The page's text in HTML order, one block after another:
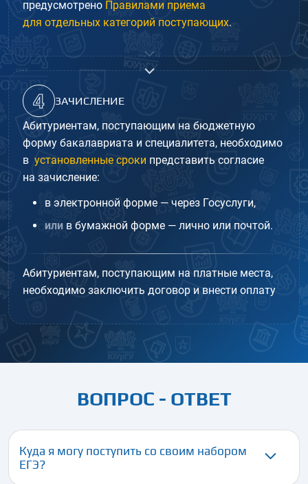
предусмотрено Правилами приема
для отдельных категорий поступающих.
4
ЗАЧИСЛЕНИЕ
Абитуриентам, поступающим на бюджетную
форму бакалавриата и специалитета, необходимо
в установленные сроки представить согласие
на зачисление:
в электронной форме — через Госуслуги,
или в бумажной форме — лично или почтой.
Абитуриентам, поступающим на платные места,
необходимо заключить договор и внести оплату
ВОПРОС - ОТВЕТ
Куда я могу поступить со своим набором
ЕГЭ?